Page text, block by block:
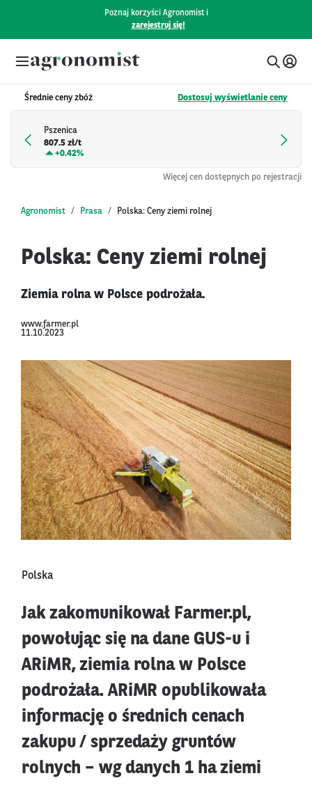
Poznaj korzyści Agronomist i
zarejestruj się!
Średnie ceny zbóż Dostosuj wyświetlanie ceny
Pszenica
807.5 zł/t
+0.42%
Więcej cen dostępnych po rejestracji
Agronomist Prasa Polska: Ceny ziemi rolnej
Polska: Ceny ziemi rolnej
Ziemia rolna w Polsce podrożała.
www.farmer.pl
11.10.2023
Polska
Jak zakomunikował Farmer.pl,
powołując się na dane GUS-u i
ARiMR, ziemia rolna w Polsce
podrożała. ARiMR opublikowała
informację o średnich cenach
zakupu / sprzedaży gruntów
rolnych – wg danych 1 ha ziemi